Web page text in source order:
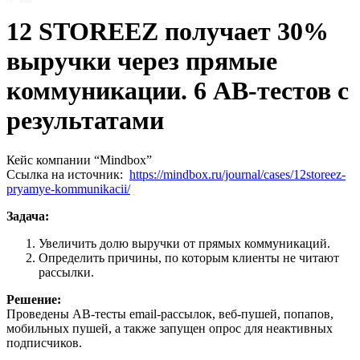
12 STOREEZ получает 30%
выручки через прямые
коммуникации. 6 AB‑тестов с
результатами
Кейс компании “Mindbox”
Ссылка на источник: https://mindbox.ru/journal/cases/12storeez-
pryamye-kommunikacii/
Задача:
Увеличить долю выручки от прямых коммуникаций.
Определить причины, по которым клиенты не читают
рассылки.
Решение:
Проведены AB-тесты email-рассылок, веб-пушей, попапов,
мобильных пушей, а также запущен опрос для неактивных
подписчиков.